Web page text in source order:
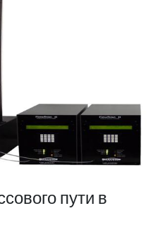
пути в